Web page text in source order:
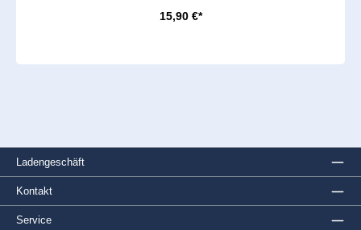
15,90 €*
Ladengeschäft
Service
Kontakt